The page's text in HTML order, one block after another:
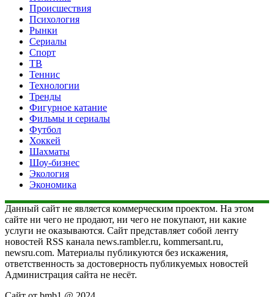
Происшествия
Психология
Рынки
Сериалы
Спорт
ТВ
Теннис
Технологии
Тренды
Фигурное катание
Фильмы и сериалы
Футбол
Хоккей
Шахматы
Шоу-бизнес
Экология
Экономика
Данный сайт не является коммерческим проектом. На этом
сайте ни чего не продают, ни чего не покупают, ни какие
услуги не оказываются. Сайт представляет собой ленту
новостей RSS канала news.rambler.ru, kommersant.ru,
newsru.com. Материалы публикуются без искажения,
ответственность за достоверность публикуемых новостей
Администрация сайта не несёт.